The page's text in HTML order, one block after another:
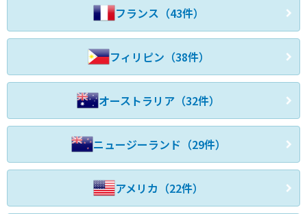
フランス（43件）
フィリピン（38件）
オーストラリア（32件）
ニュージーランド（29件）
アメリカ（22件）